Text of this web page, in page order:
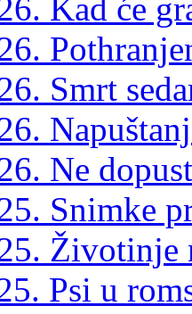
Kad će
Smrt
Ne
Snimke
Životinje
Psi u